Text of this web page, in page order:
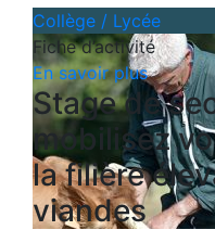
Collège / Lycée
Fiche d’activité
En savoir plus
Stage de
mobilisez
la filière
viandes